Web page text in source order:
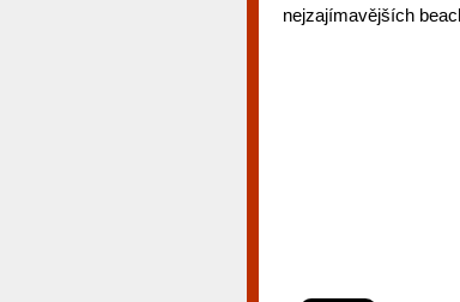
nejzajímavějších